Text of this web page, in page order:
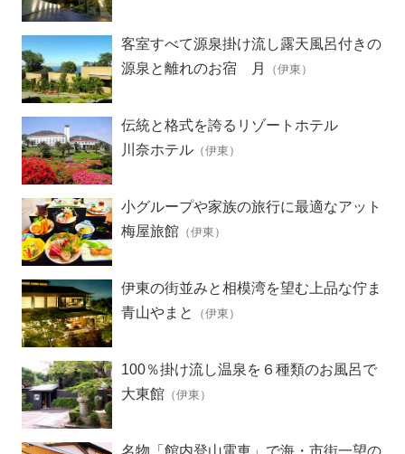
客室すべて源泉掛け流し露天風呂付きの
離れ
源泉と離れのお宿 月 （伊東）
伝統と格式を誇るリゾートホテル
川奈ホテル （伊東）
小グループや家族の旅行に最適なアット
ホームな宿
梅屋旅館 （伊東）
伊東の街並みと相模湾を望む上品な佇ま
いの宿
青山やまと （伊東）
100％掛け流し温泉を６種類のお風呂で
満喫
大東館 （伊東）
名物「館内登山電車」で海・市街一望の